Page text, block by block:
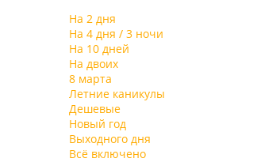
На 2 дня
На 4 дня / 3 ночи
На 10 дней
На двоих
8 марта
Летние каникулы
Дешевые
Новый год
Выходного дня
Всё включено